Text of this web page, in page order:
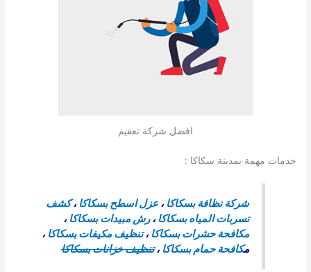
افضل شركة تعقيم
خدمات مهمة بمدينة سكاكا :
شركة نظافة بسكاكا ،عزل اسطح بسكاكا،كشف
تسربات المياه بسكاكا ،رش مبيدات بسكاكا ،
مكافحة حشرات بسكاكا ،تنظيف مكيفات بسكاكا ،
مكافحة حمام بسكاكا ،تنظيف خزانات بسكاكا